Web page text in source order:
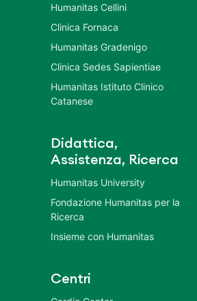
Humanitas Cellini
Clinica Fornaca
Humanitas Gradenigo
Clinica Sedes Sapientiae
Humanitas Istituto Clinico
Catanese
Didattica,
Assistenza, Ricerca
Humanitas University
Fondazione Humanitas per la
Ricerca
Insieme con Humanitas
Centri